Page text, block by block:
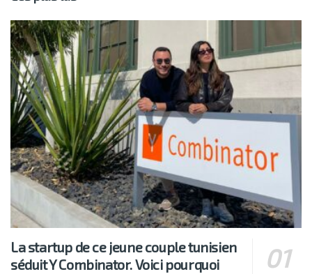
La startup de ce jeune couple tunisien
séduit Y Combinator. Voici pourquoi